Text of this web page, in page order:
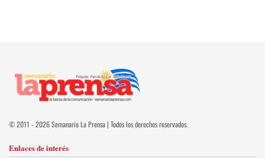
© 2011 - 2026 Semanario La Prensa | Todos los derechos reservados.
Enlaces de interés